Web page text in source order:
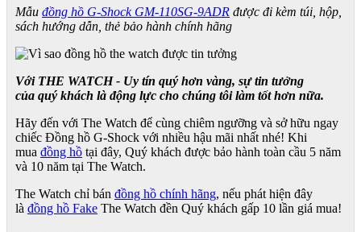
Mẫu đồng hồ G-Shock GM-110SG-9ADR được đi kèm túi, hộp,
sách hướng dẫn, thẻ bảo hành chính hãng
Với THE WATCH - Uy tín quý hơn vàng, sự tin tưởng
của quý khách là động lực cho chúng tôi làm tốt hơn nữa.
Hãy đến với The Watch để cùng chiêm ngưỡng và sở hữu ngay
chiếc Đồng hồ G-Shock với nhiều hậu mãi nhất nhé! Khi
mua đồng hồ tại đây, Quý khách được bảo hành toàn cầu 5 năm
và 10 năm tại The Watch.
The Watch chỉ bán đồng hồ chính hãng, nếu phát hiện đây
là đồng hồ Fake The Watch đền Quý khách gấp 10 lần giá mua!